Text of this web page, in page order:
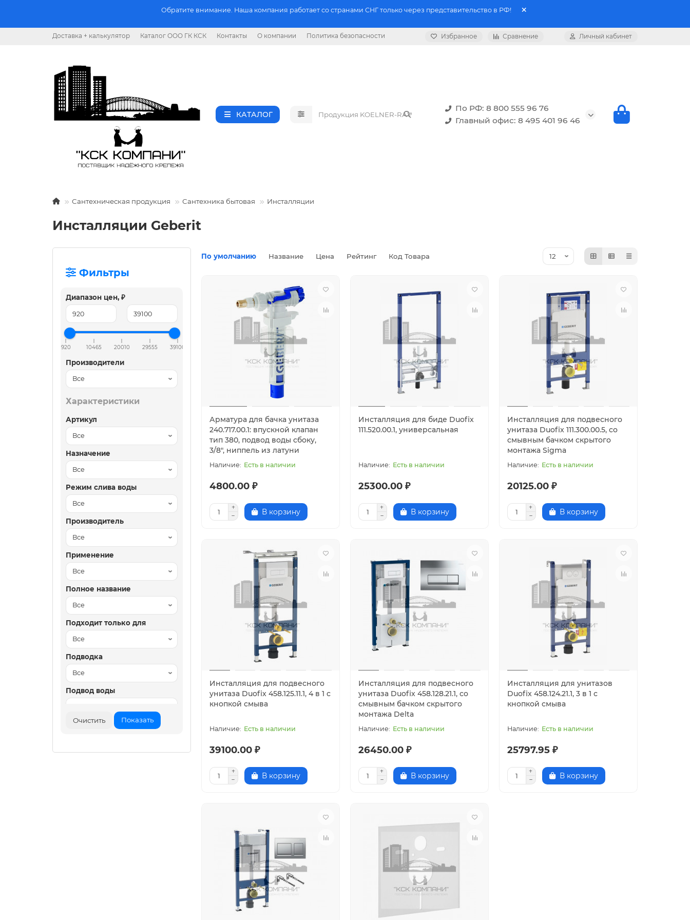
Обратите внимание. Наша компания работает со странами СНГ только через представительство в РФ!
Доставка + калькулятор Каталог ООО ГК КСК Контакты О компании Политика безопасности Избранное Сравнение Личный кабинет
КАТАЛОГ
По РФ: 8 800 555 96 76
Главный офис: 8 495 401 96 46
Сантехническая продукция Сантехника бытовая Инсталляции
Инсталляции Geberit
Фильтры
Диапазон цен, ₽
920 10465 20010 29555 39100
Производители
Характеристики
Артикул
Назначение
Режим слива воды
Производитель
Применение
Полное название
Подходит только для
Подводка
Подвод воды
Объем смывного бачка, л
Очистить Показать
По умолчанию Название Цена Рейтинг Код Товара
Арматура для бачка унитаза
240.717.00.1: впускной клапан
тип 380, подвод воды сбоку,
3/8", ниппель из латуни
Есть в наличии
4800.00 ₽
В корзину
Инсталляция для биде Duofix
111.520.00.1, универсальная
Есть в наличии
25300.00 ₽
В корзину
Инсталляция для подвесного
унитаза Duofix 111.300.00.5, со
смывным бачком скрытого
монтажа Sigma
Есть в наличии
20125.00 ₽
В корзину
Инсталляция для подвесного
унитаза Duofix 458.125.11.1, 4 в 1 с
кнопкой смыва
Есть в наличии
39100.00 ₽
В корзину
Инсталляция для подвесного
унитаза Duofix 458.128.21.1, со
смывным бачком скрытого
монтажа Delta
Есть в наличии
26450.00 ₽
В корзину
Инсталляция для унитазов
Duofix 458.124.21.1, 3 в 1 с
кнопкой смыва
Есть в наличии
25797.95 ₽
В корзину